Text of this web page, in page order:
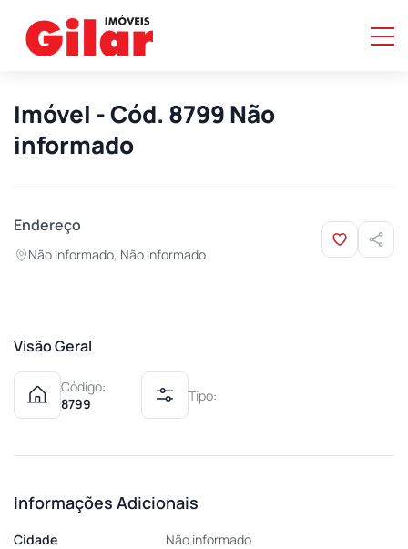
Imóvel - Cód. 8799 Não
informado
Endereço
Não informado, Não informado
Visão Geral
Código:
8799
Tipo:
Informações Adicionais
Cidade
Não informado